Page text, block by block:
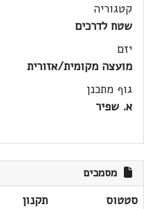
קטגוריה
שטח לדרכים
יזם
מועצה מקומית/אזורית
גוף מתכנן
א. שפיר
מסמכים
סטטוס תקנון